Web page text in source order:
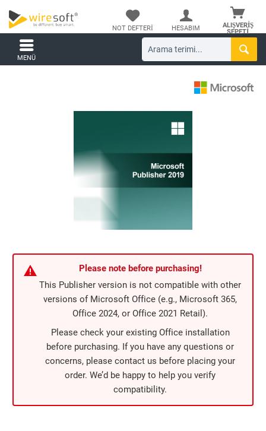
ALIŞVERIŞ
SEPETI
NOT DEFTERI HESABIM
MENÜ
Please note before purchasing!
This Publisher version is not compatible with other
versions of Microsoft Office (e.g., Microsoft 365,
Office 2024, or Office 2021 Retail).
Please check your existing Office installation
before purchasing. If you have any questions or
concerns, please contact us before placing your
order. We’d be happy to help you verify
compatibility.